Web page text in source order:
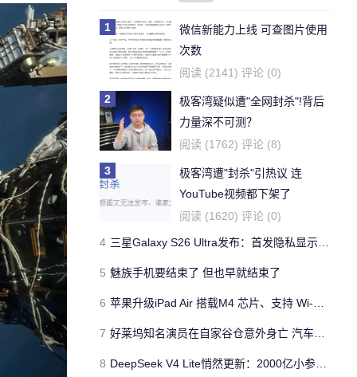
1
微信新能力上线 可查图片使用
次数
阅读 (2141) 评论 (0)
2
极客湾疑似遭"全网封杀"!背后
力量深不可测？
阅读 (1762) 评论 (8)
3
极客湾遭"封杀"引热议 连
YouTube视频都下架了
阅读 (1620) 评论 (0)
4 三星Galaxy S26 Ultra发布：首发隐私显示屏、骁龙 8 Elite Gen 5与60W闪充
5 魅族手机要结束了 但也早就结束了
6 苹果升级iPad Air 搭载M4 芯片、支持 Wi‑Fi 7 售价不变
7 好莱坞知名演员在自家谷仓意外身亡 汽车搭电时突然自燃
8 DeepSeek V4 Lite悄然更新：2000亿小参数性能逼近美国顶流